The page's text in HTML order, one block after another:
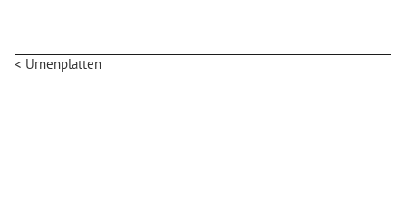
< Urnenplatten